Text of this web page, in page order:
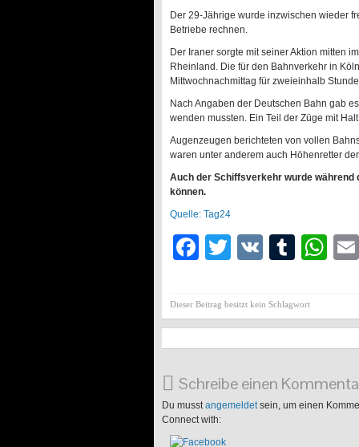
Der 29-Jährige wurde inzwischen wieder
Betriebe rechnen.
Der Iraner sorgte mit seiner Aktion mitten
Rheinland. Die für den Bahnverkehr in
Mittwochnachmittag für zweieinhalb
Nach Angaben der Deutschen Bahn gab
wenden mussten. Ein Teil der Züge mit
Augenzeugen berichteten von vollen
waren unter anderem auch Höhenretter
Auch der Schiffsverkehr wurde während
können.
Quelle: Tag24
Facebook
Twitter
VK
Dieser Beitrag besitzt kein Schlagwort
Schreibe einen
Du musst angemeldet sein, um einen
Connect with: